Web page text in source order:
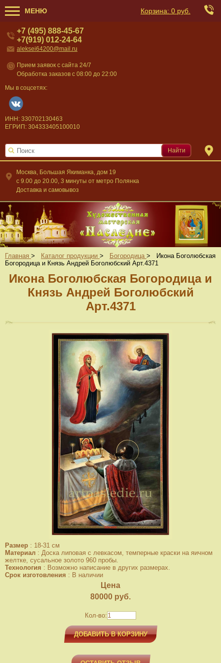
МЕНЮ Корзина: 0 руб.
Москва, Большая Якиманка, дом 19
c 9.00 до 20.00, 3 минуты от метро Полянка
Доставка и самовывоз
+7 (495) 888-45-67
+7(919) 012-24-64
aleksei64200@mail.ru
Прием заявок с сайта 24/7
Обработка заказов с 08:00 до 22:00
Мы в соцсетях:
ИНН: 330702130463
ЕГРИП: 304333405100010
Найти
Главная > Каталог продукции > Богородица >
Икона Боголюбская
Богородица и Князь Андрей Боголюбский Арт.4371
Икона Боголюбская Богородица и
Князь Андрей Боголюбский
Арт.4371
Размер : 18-31 см
Материал : Доска липовая с левкасом, темперные краски на яичном
желтке, сусальное золото 960 пробы.
Технология : Возможно написание в других размерах.
Срок изготовления : В наличии
Цена
80000 руб.
Кол-во:
ДОБАВИТЬ В КОРЗИНУ